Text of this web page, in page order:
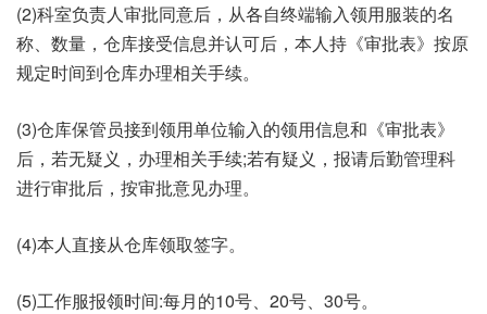
(2)科室负责人审批同意后，从各自终端输入领用服装的名
称、数量，仓库接受信息并认可后，本人持《审批表》按原
规定时间到仓库办理相关手续。
(3)仓库保管员接到领用单位输入的领用信息和《审批表》
后，若无疑义，办理相关手续;若有疑义，报请后勤管理科
进行审批后，按审批意见办理。
(4)本人直接从仓库领取签字。
(5)工作服报领时间:每月的10号、20号、30号。